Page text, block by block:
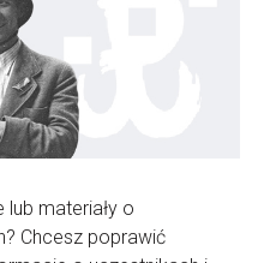
materiały o
Chcesz poprawić